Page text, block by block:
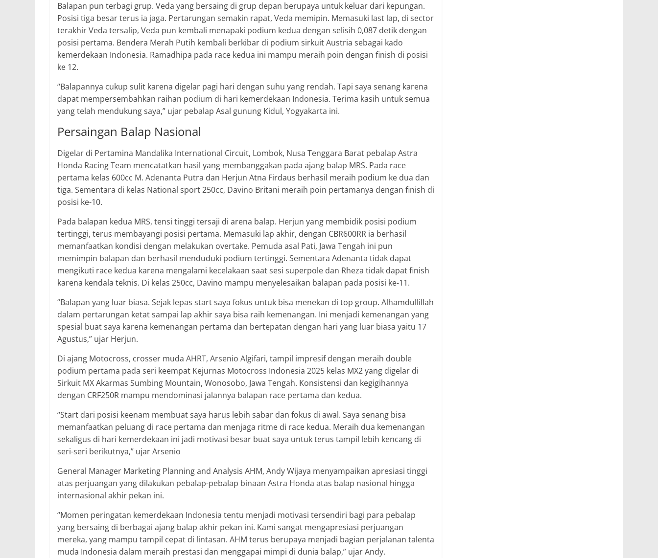
Balapan pun terbagi grup. Veda yang bersaing di grup depan berupaya untuk keluar dari kepungan.
Posisi tiga besar terus ia jaga. Pertarungan semakin rapat, Veda memipin. Memasuki last lap, di sector
terakhir Veda tersalip, Veda pun kembali menapaki podium kedua dengan selisih 0,087 detik dengan
posisi pertama. Bendera Merah Putih kembali berkibar di podium sirkuit Austria sebagai kado
kemerdekaan Indonesia. Ramadhipa pada race kedua ini mampu meraih poin dengan finish di posisi
ke 12.
“Balapannya cukup sulit karena digelar pagi hari dengan suhu yang rendah. Tapi saya senang karena
dapat mempersembahkan raihan podium di hari kemerdekaan Indonesia. Terima kasih untuk semua
yang telah mendukung saya,” ujar pebalap Asal gunung Kidul, Yogyakarta ini.
Persaingan Balap Nasional
Digelar di Pertamina Mandalika International Circuit, Lombok, Nusa Tenggara Barat pebalap Astra
Honda Racing Team mencatatkan hasil yang membanggakan pada ajang balap MRS. Pada race
pertama kelas 600cc M. Adenanta Putra dan Herjun Atna Firdaus berhasil meraih podium ke dua dan
tiga. Sementara di kelas National sport 250cc, Davino Britani meraih poin pertamanya dengan finish di
posisi ke-10.
Pada balapan kedua MRS, tensi tinggi tersaji di arena balap. Herjun yang membidik posisi podium
tertinggi, terus membayangi posisi pertama. Memasuki lap akhir, dengan CBR600RR ia berhasil
memanfaatkan kondisi dengan melakukan overtake. Pemuda asal Pati, Jawa Tengah ini pun
memimpin balapan dan berhasil menduduki podium tertinggi. Sementara Adenanta tidak dapat
mengikuti race kedua karena mengalami kecelakaan saat sesi superpole dan Rheza tidak dapat finish
karena kendala teknis. Di kelas 250cc, Davino mampu menyelesaikan balapan pada posisi ke-11.
“Balapan yang luar biasa. Sejak lepas start saya fokus untuk bisa menekan di top group. Alhamdullillah
dalam pertarungan ketat sampai lap akhir saya bisa raih kemenangan. Ini menjadi kemenangan yang
spesial buat saya karena kemenangan pertama dan bertepatan dengan hari yang luar biasa yaitu 17
Agustus,” ujar Herjun.
Di ajang Motocross, crosser muda AHRT, Arsenio Algifari, tampil impresif dengan meraih double
podium pertama pada seri keempat Kejurnas Motocross Indonesia 2025 kelas MX2 yang digelar di
Sirkuit MX Akarmas Sumbing Mountain, Wonosobo, Jawa Tengah. Konsistensi dan kegigihannya
dengan CRF250R mampu mendominasi jalannya balapan race pertama dan kedua.
“Start dari posisi keenam membuat saya harus lebih sabar dan fokus di awal. Saya senang bisa
memanfaatkan peluang di race pertama dan menjaga ritme di race kedua. Meraih dua kemenangan
sekaligus di hari kemerdekaan ini jadi motivasi besar buat saya untuk terus tampil lebih kencang di
seri-seri berikutnya,” ujar Arsenio
General Manager Marketing Planning and Analysis AHM, Andy Wijaya menyampaikan apresiasi tinggi
atas perjuangan yang dilakukan pebalap-pebalap binaan Astra Honda atas balap nasional hingga
internasional akhir pekan ini.
“Momen peringatan kemerdekaan Indonesia tentu menjadi motivasi tersendiri bagi para pebalap
yang bersaing di berbagai ajang balap akhir pekan ini. Kami sangat mengapresiasi perjuangan
mereka, yang mampu tampil cepat di lintasan. AHM terus berupaya menjadi bagian perjalanan talenta
muda Indonesia dalam meraih prestasi dan menggapai mimpi di dunia balap,” ujar Andy.